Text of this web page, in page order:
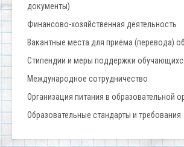
документы)
Финансово-хозяйственная деятельность
Вакантные места для приёма (перевода)
Стипендии и меры поддержки
Международное сотрудничество
Организация питания в образовательной
Образовательные стандарты и требования